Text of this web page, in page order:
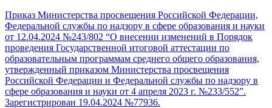
Приказ Министерства просвещения Российской Федерации,
Федеральной службы по надзору в сфере образования и науки
от 12.04.2024 №243/802 “О внесении изменений в Порядок
проведения Государственной итоговой аттестации по
образовательным программам среднего общего образования,
утвержденный приказом Министерства просвещения
Российской Федерации и Федеральной службы по надзору в
сфере образования и науки от 4 апреля 2023 г. №233/552”.
Зарегистрирован 19.04.2024 №77936.